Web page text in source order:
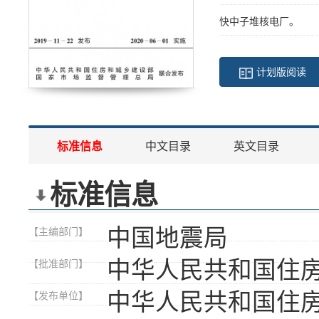
快中子堆核电厂。
计划版阅读
标准信息 中文目录 英文目录
标准信息
【主编部门】 中国地震局
【批准部门】 中华人民共和国住
【发布单位】
中华人民共和国住